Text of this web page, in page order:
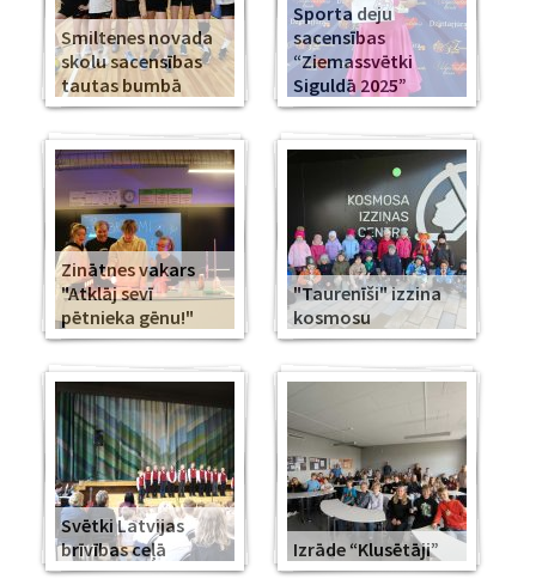
Smiltenes novada
skolu sacensības
tautas bumbā
Sporta deju
sacensības
“Ziemassvētki
Siguldā 2025”
Zinātnes vakars
"Atklāj sevī
pētnieka gēnu!"
"Taurenīši" izzina
kosmosu
Svētki Latvijas
brīvības ceļā
Izrāde “Klusētāji”